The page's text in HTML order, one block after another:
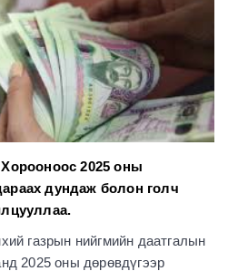
2025 оны
дундаж болон голч
газрын нийгмийн даатгалын
2025 оны дөрөвдүгээр